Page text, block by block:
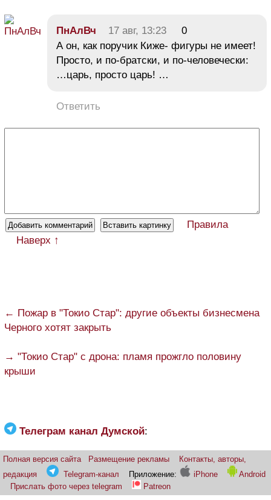
ПнАлВч 17 авг, 13:23
0
А он, как поручик Киже- фигуры не имеет!
Просто, и по-братски, и по-человечески:
…царь, просто царь! …
Ответить
Правила
Наверх ↑
← Пожар в "Токио Стар": другие объекты бизнесмена
Черного хотят закрыть
→ "Токио Стар" с дрона: пламя прожгло половину
крыши
Телеграм канал Думской:
Полная версия сайта Размещение рекламы
Контакты, авторы,
редакция
Telegram-канал Приложение: iPhone
Android
Прислать фото через telegram
Patreon